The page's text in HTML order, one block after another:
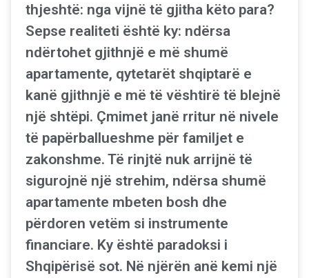
thjeshtë: nga vijnë të gjitha këto para?
Sepse realiteti është ky: ndërsa
ndërtohet gjithnjë e më shumë
apartamente, qytetarët shqiptarë e
kanë gjithnjë e më të vështirë të blejnë
një shtëpi. Çmimet janë rritur në nivele
të papërballueshme për familjet e
zakonshme. Të rinjtë nuk arrijnë të
sigurojnë një strehim, ndërsa shumë
apartamente mbeten bosh dhe
përdoren vetëm si instrumente
financiare. Ky është paradoksi i
Shqipërisë sot. Në njërën anë kemi një